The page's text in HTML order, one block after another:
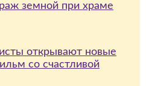
земной при храме
открывают новые
со счастливой